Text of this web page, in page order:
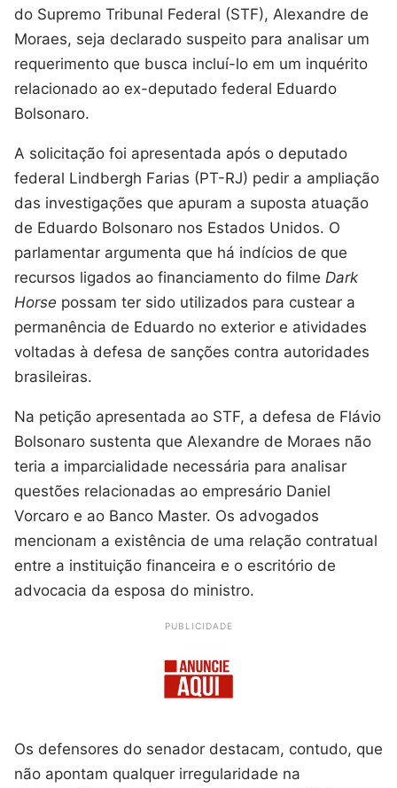
do Supremo Tribunal Federal (STF), Alexandre de
Moraes, seja declarado suspeito para analisar um
requerimento que busca incluí-lo em um inquérito
relacionado ao ex-deputado federal Eduardo
Bolsonaro.
A solicitação foi apresentada após o deputado
federal Lindbergh Farias (PT-RJ) pedir a ampliação
das investigações que apuram a suposta atuação
de Eduardo Bolsonaro nos Estados Unidos. O
parlamentar argumenta que há indícios de que
recursos ligados ao financiamento do filme Dark
Horse possam ter sido utilizados para custear a
permanência de Eduardo no exterior e atividades
voltadas à defesa de sanções contra autoridades
brasileiras.
Na petição apresentada ao STF, a defesa de Flávio
Bolsonaro sustenta que Alexandre de Moraes não
teria a imparcialidade necessária para analisar
questões relacionadas ao empresário Daniel
Vorcaro e ao Banco Master. Os advogados
mencionam a existência de uma relação contratual
entre a instituição financeira e o escritório de
advocacia da esposa do ministro.
PUBLICIDADE
Os defensores do senador destacam, contudo, que
não apontam qualquer irregularidade na